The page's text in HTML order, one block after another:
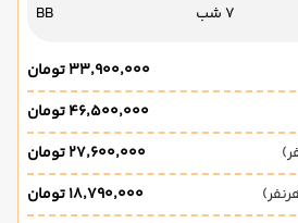
7 شب BB
۳۳٬۹۰۰٬۰۰۰ تومان
۴۶٬۵۰۰٬۰۰۰ تومان
۲۷٬۶۰۰٬۰۰۰ تومان
۱۸٬۷۹۰٬۰۰۰ تومان